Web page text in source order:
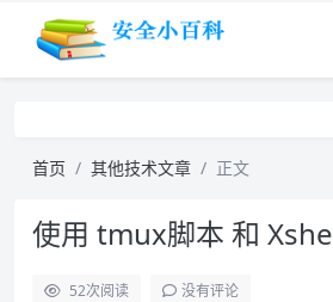
首页 其他技术文章 正文
使用 tmux脚本 和
52次阅读 没有评论